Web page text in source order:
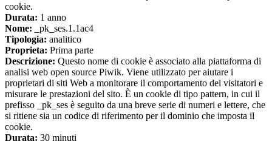
cookie.
Durata: 1 anno
Nome: _pk_ses.1.1ac4
Tipologia: analitico
Proprieta: Prima parte
Descrizione: Questo nome di cookie è associato alla piattaforma di
analisi web open source Piwik. Viene utilizzato per aiutare i
proprietari di siti Web a monitorare il comportamento dei visitatori e
misurare le prestazioni del sito. È un cookie di tipo pattern, in cui il
prefisso _pk_ses è seguito da una breve serie di numeri e lettere, che
si ritiene sia un codice di riferimento per il dominio che imposta il
cookie.
Durata: 30 minuti